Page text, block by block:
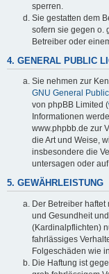
sperren.
Sie gestatten dem
sofern sie gegen o.
Betreiber oder
4. GENERAL PUBLIC
Sie nehmen zur
GNU General
von phpBB Limited (
Informationen
www.phpbb.de zur
die Art und Weise,
insbesondere die
untersagen oder
5. GEWÄHRLEISTUNG
Der Betreiber haftet
und Gesundheit
(Kardinalpflichten)
fahrlässiges
Folgeschäden wie
Die Haftung ist